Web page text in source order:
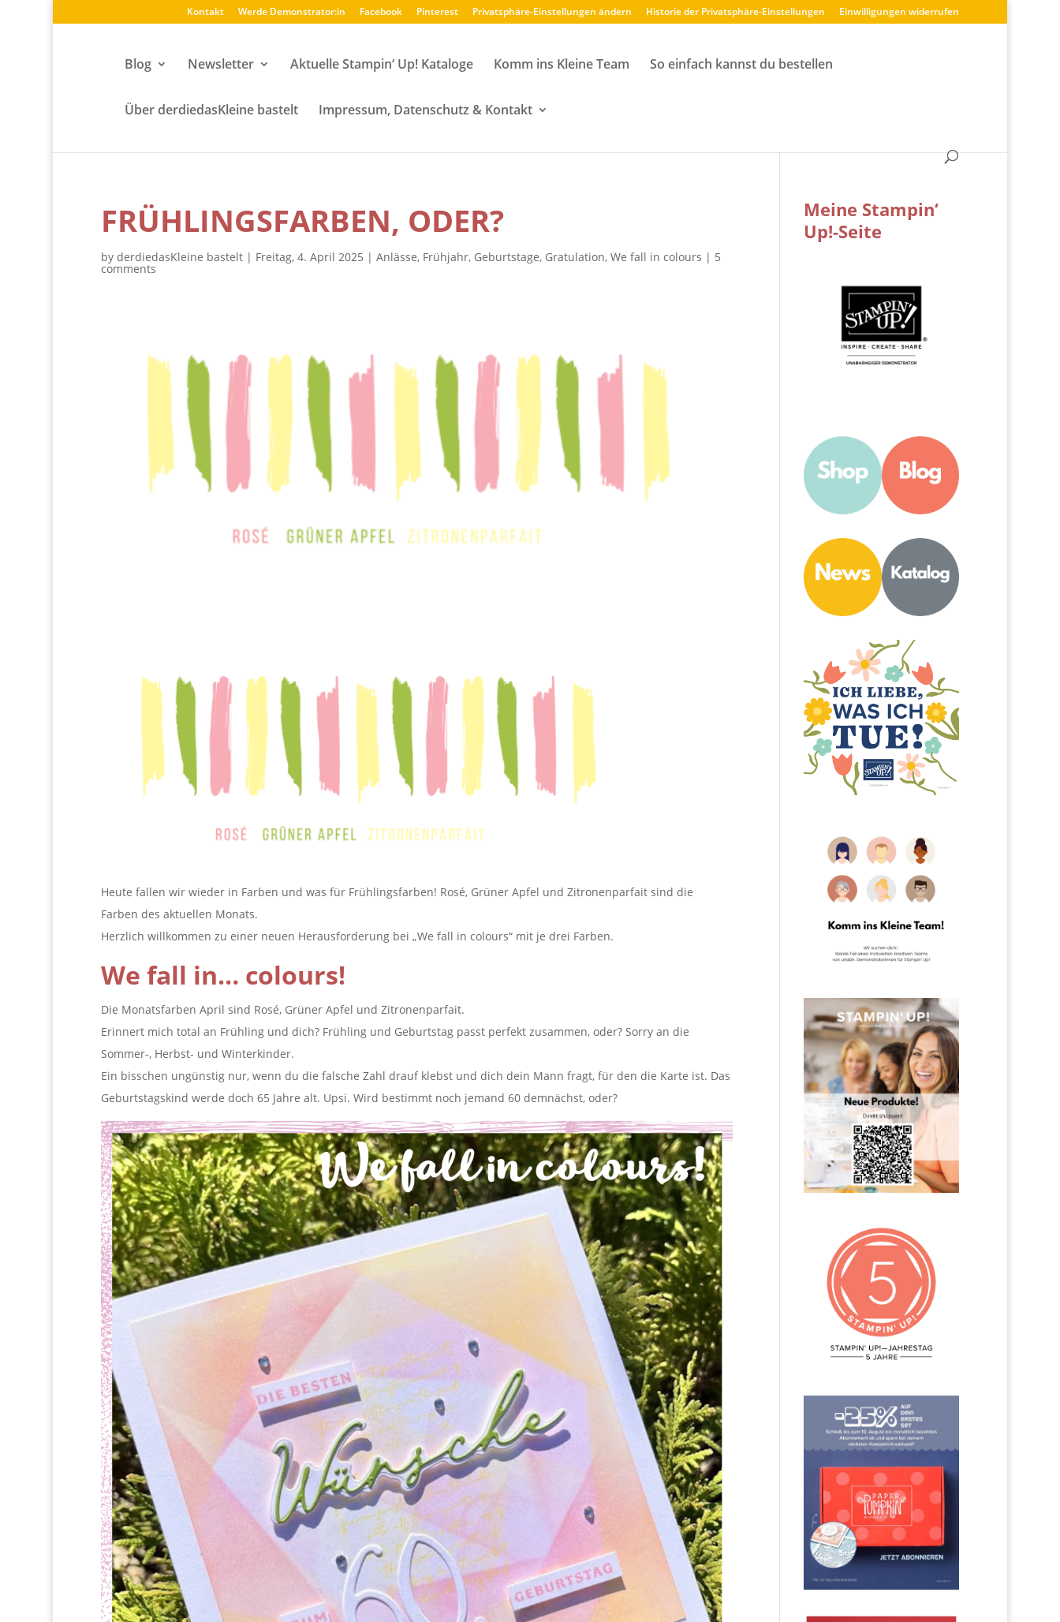
Kontakt Werde Demonstrator:in Facebook Pinterest Privatsphäre-Einstellungen ändern Historie der Privatsphäre-Einstellungen Einwilligungen widerrufen
Blog Newsletter Aktuelle Stampin‘ Up! Kataloge Komm ins Kleine Team So einfach kannst du bestellen
Über derdiedasKleine bastelt Impressum, Datenschutz & Kontakt
FRÜHLINGSFARBEN, ODER?
by derdiedasKleine bastelt| Freitag, 4. April 2025 | Anlässe, Frühjahr, Geburtstage, Gratulation, We fall in colours | 5
comments
Heute fallen wir wieder in Farben und was für Frühlingsfarben! Rosé, Grüner Apfel und Zitronenparfait sind die
Farben des aktuellen Monats.
Herzlich willkommen zu einer neuen Herausforderung bei „We fall in colours“ mit je drei Farben.
We fall in… colours!
Die Monatsfarben April sind Rosé, Grüner Apfel und Zitronenparfait.
Erinnert mich total an Frühling und dich? Frühling und Geburtstag passt perfekt zusammen, oder? Sorry an die
Sommer-, Herbst- und Winterkinder.
Ein bisschen ungünstig nur, wenn du die falsche Zahl drauf klebst und dich dein Mann fragt, für den die Karte ist. Das
Geburtstagskind werde doch 65 Jahre alt. Upsi. Wird bestimmt noch jemand 60 demnächst, oder?
Meine Stampin‘
Up!-Seite